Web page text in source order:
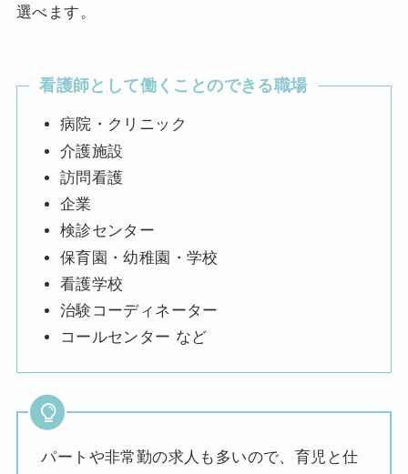
選べます。
看護師として働くことのできる職場
病院・クリニック
介護施設
訪問看護
企業
検診センター
保育園・幼稚園・学校
看護学校
治験コーディネーター
コールセンター など
パートや非常勤の求人も多いので、育児と仕